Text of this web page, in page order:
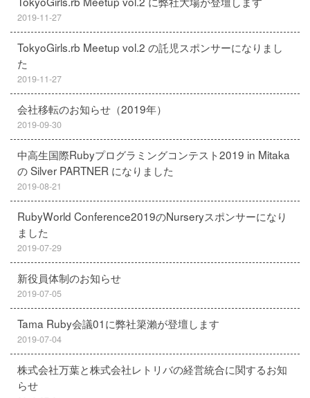
2019-11-27
TokyoGirls.rb Meetup vol.2 の託児スポンサーになりまし
た
2019-11-27
会社移転のお知らせ（2019年）
2019-09-30
中高生国際Rubyプログラミングコンテスト2019 in Mitaka
の Silver PARTNER になりました
2019-08-21
RubyWorld Conference2019のNurseryスポンサーになり
ました
2019-07-29
新役員体制のお知らせ
2019-07-05
Tama Ruby会議01に弊社簗瀨が登壇します
2019-07-04
株式会社万葉と株式会社レトリバの経営統合に関するお知
らせ